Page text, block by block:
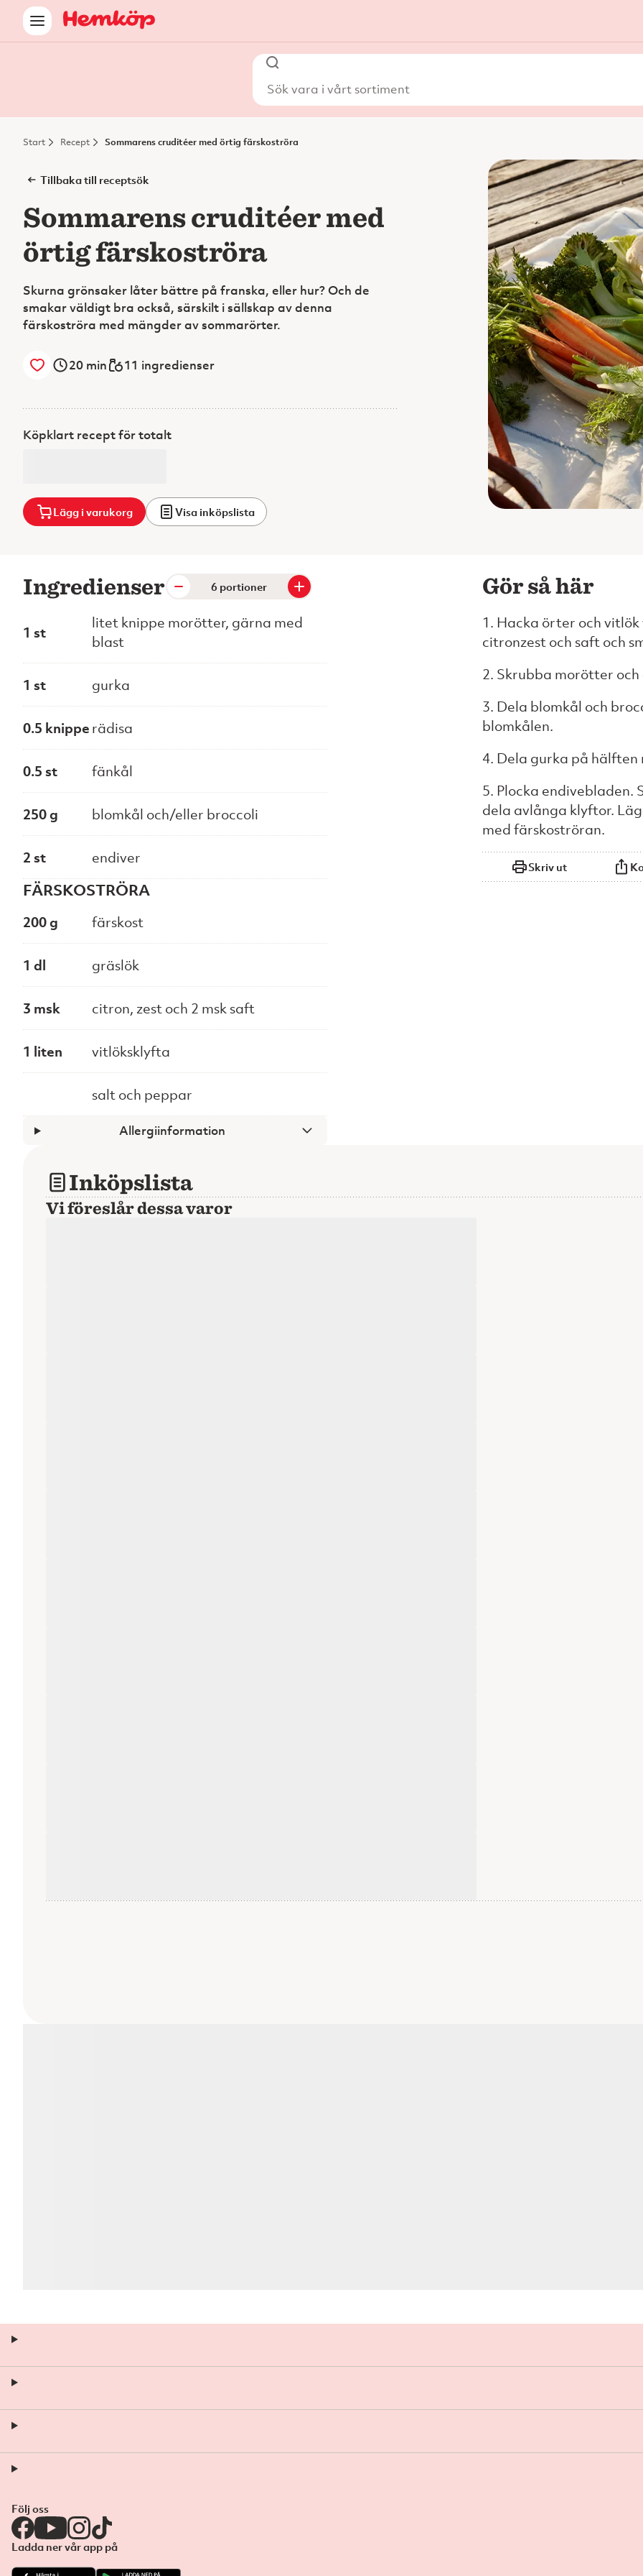
Start Recept Sommarens cruditéer med örtig färskoströra
Tillbaka till receptsök
Sommarens cruditéer med
örtig färskoströra
Skurna grönsaker låter bättre på franska, eller hur? Och de
smakar väldigt bra också, särskilt i sällskap av denna
färskoströra med mängder av sommarörter.
20 min 11 ingredienser
Köpklart recept för totalt
Lägg i varukorg Visa inköpslista
Ingredienser portioner
1 st
litet knippe morötter, gärna med
blast
1 st gurka
0.5 knippe rädisa
0.5 st fänkål
250 g blomkål och/eller broccoli
2 st endiver
FÄRSKOSTRÖRA
200 g färskost
1 dl gräslök
3 msk citron, zest och 2 msk saft
1 liten vitlöksklyfta
salt och peppar
Allergiinformation
Gör så här
1. Hacka örter och
citronzest och saft och
2. Skrubba morötter
3. Dela blomkål och
blomkålen.
4. Dela gurka på hälften
5. Plocka endivebladen.
dela avlånga klyftor.
med färskoströran.
Skriv ut
Inköpslista
Vi föreslår dessa varor
Följ oss
Ladda ner vår app på